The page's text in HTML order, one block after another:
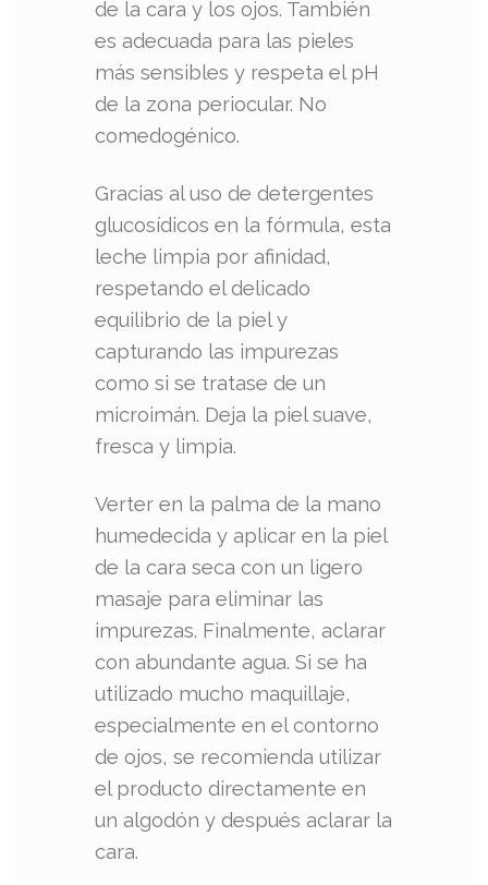
de la cara y los ojos. También
es adecuada para las pieles
más sensibles y respeta el pH
de la zona periocular. No
comedogénico.
Gracias al uso de detergentes
glucosídicos en la fórmula, esta
leche limpia por afinidad,
respetando el delicado
equilibrio de la piel y
capturando las impurezas
como si se tratase de un
microimán. Deja la piel suave,
fresca y limpia.
Verter en la palma de la mano
humedecida y aplicar en la piel
de la cara seca con un ligero
masaje para eliminar las
impurezas. Finalmente, aclarar
con abundante agua. Si se ha
utilizado mucho maquillaje,
especialmente en el contorno
de ojos, se recomienda utilizar
el producto directamente en
un algodón y después aclarar la
cara.